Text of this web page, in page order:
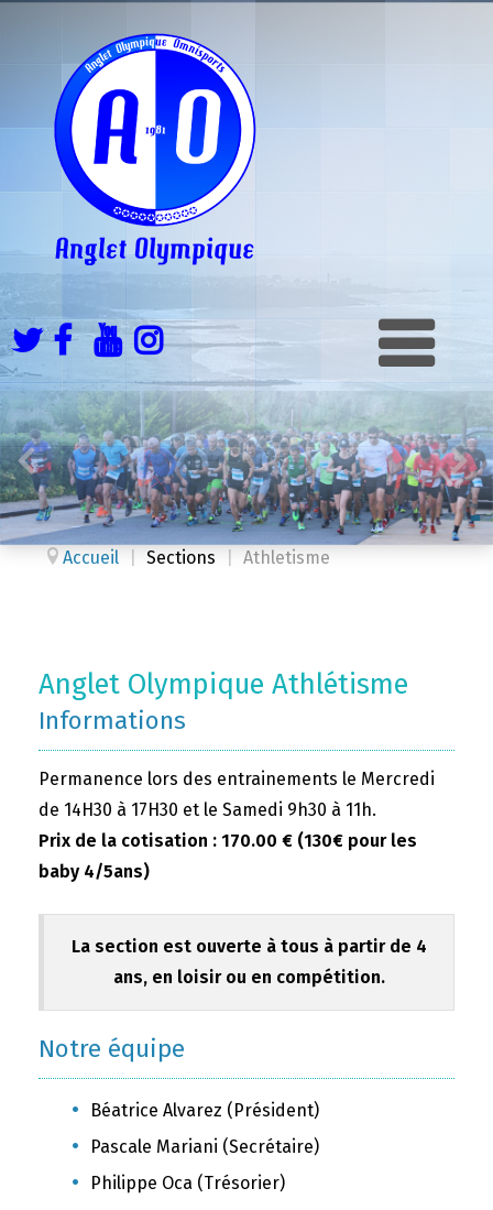
Accueil Sections Athletisme
Anglet Olympique Athlétisme
Informations
Permanence lors des entrainements le Mercredi
de 14H30 à 17H30 et le Samedi 9h30 à 11h.
Prix de la cotisation : 170.00 € (130€ pour les
baby 4/5ans)
La section est ouverte à tous à partir de 4
ans, en loisir ou en compétition.
Notre équipe
Béatrice Alvarez (Président)
Pascale Mariani (Secrétaire)
Philippe Oca (Trésorier)